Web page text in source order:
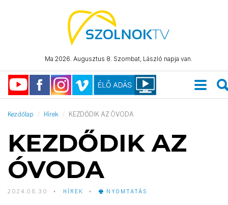
Ma 2026. Augusztus 8. Szombat, László napja van.
Kezdőlap Hírek KEZDŐDIK AZ ÓVODA
KEZDŐDIK AZ
ÓVODA
2024.08.30 HÍREK NYOMTATÁS